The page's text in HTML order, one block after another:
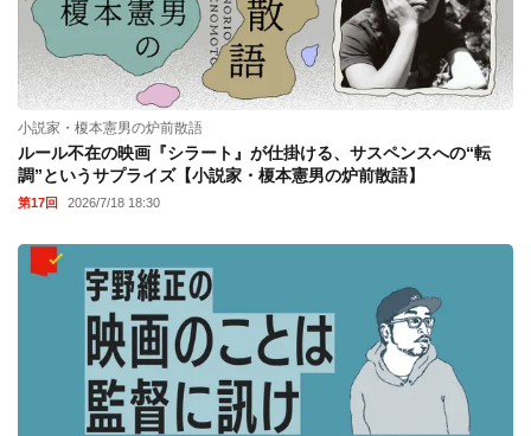
小説家・榎本憲男の炉前散語
ルール不在の映画『シラート』が仕掛ける、サスペンスへの“転
調”というサプライズ【小説家・榎本憲男の炉前散語】
第17回 2026/7/18 18:30